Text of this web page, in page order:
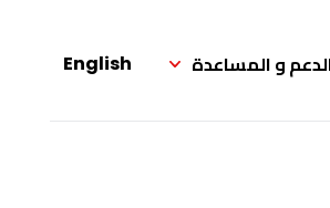
و المساعدة English